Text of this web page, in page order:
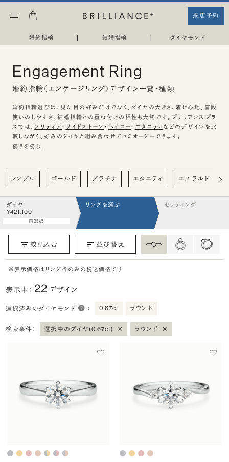
来店予約
婚約指輪 | 結婚指輪 | ダイヤモンド
Engagement Ring
婚約指輪（エンゲージリング）デザイン一覧・種類
婚約指輪選びは、見た目の好みだけでなく、 ダイヤ の大きさ、着け心地、普段
使いのしやすさ、結婚指輪との重ね付けの相性も大切です。ブリリアンスプラ
スでは、 ソリティア ・ サイドストーン ・ ヘイロー・ エタニティ などのデザインを比
較しながら、好みのダイヤと組み合わせてセミオーダーできます。
続きを読む
シンプル ゴールド プラチナ エタニティ エメラルド
ダイヤ
¥421,100
再選択
リングを選ぶ セッティング
絞り込む 並び替え
※表示価格はリング枠のみの税込価格です
表示中：22 デザイン
選択済みのダイヤモンド ： 0.67ct ラウンド
検索条件： 選択中のダイヤ(0.67ct) × ラウンド ×